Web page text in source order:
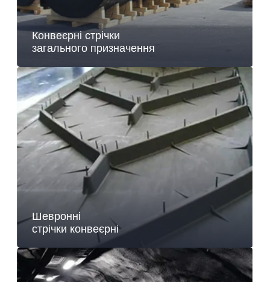
Конвеєрні стрічки
загального призначення
Шевронні
стрічки конвеєрні